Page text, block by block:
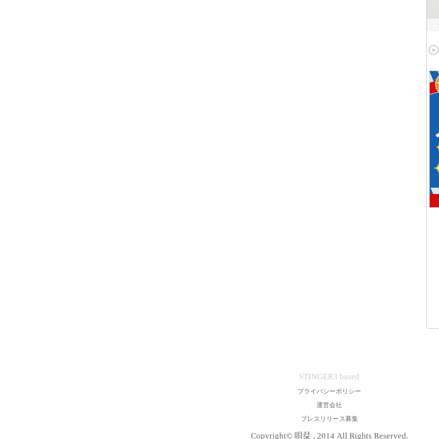
STINGER3 based
プライバシーポリシー
運営会社
プレスリリース募集
Copyright© 唄栞 , 2014 All Rights Reserved.